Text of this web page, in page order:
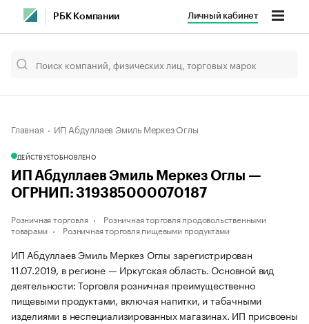
РБК Компании Личный кабинет
Главная ИП Абдуллаев Эмиль Меркез Оглы
ДЕЙСТВУЕТОБНОВЛЕНО
ИП Абдуллаев Эмиль Меркез Оглы —
ОГРНИП: 319385000070187
Розничная торговля
Розничная торговля продовольственными
товарами
Розничная торговля пищевыми продуктами
ИП Абдуллаев Эмиль Меркез Оглы зарегистрирован
11.07.2019, в регионе — Иркутская область. Основной вид
деятельности: Торговля розничная преимущественно
пищевыми продуктами, включая напитки, и табачными
изделиями в неспециализированных магазинах. ИП присвоены